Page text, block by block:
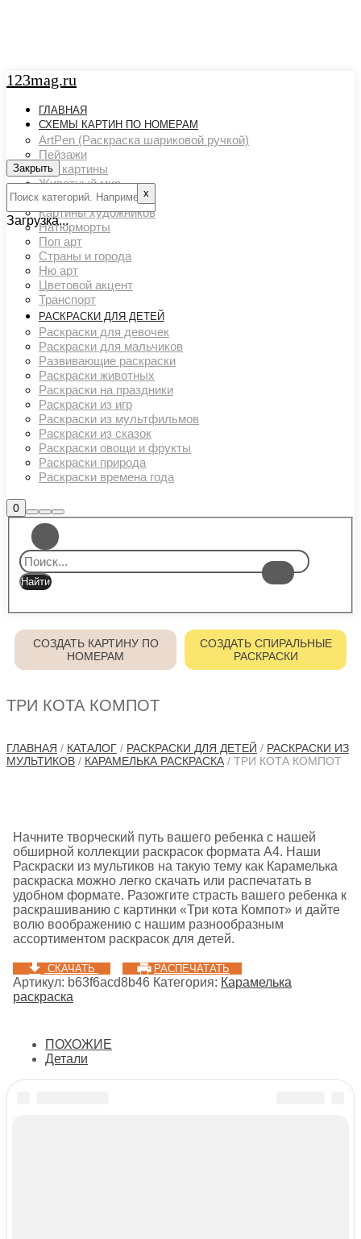
123mag.ru
ГЛАВНАЯ
СХЕМЫ КАРТИН ПО НОМЕРАМ
ArtPen (Раскраска шариковой ручкой)
Пейзажи
Арт картины
Животный мир
Люди
Картины художников
Натюрморты
Поп арт
Страны и города
Ню арт
Цветовой акцент
Транспорт
РАСКРАСКИ ДЛЯ ДЕТЕЙ
Раскраски для девочек
Раскраски для мальчиков
Развивающие раскраски
Раскраски животных
Раскраски на праздники
Раскраски из игр
Раскраски из мультфильмов
Раскраски из сказок
Раскраски овощи и фрукты
Раскраски природа
Раскраски времена года
0Боковая
панель
магазина
Найти
Больше
информации
Главное
меню
СОЗДАТЬ КАРТИНУ ПО
НОМЕРАМ
СОЗДАТЬ СПИРАЛЬНЫЕ
РАСКРАСКИ
ТРИ КОТА КОМПОТ
ГЛАВНАЯ / КАТАЛОГ / РАСКРАСКИ ДЛЯ ДЕТЕЙ / РАСКРАСКИ ИЗ
МУЛЬТИКОВ / КАРАМЕЛЬКА РАСКРАСКА/ ТРИ КОТА КОМПОТ
Начните творческий путь вашего ребенка с нашей
обширной коллекции раскрасок формата A4. Наши
Раскраски из мультиков на такую тему как Карамелька
раскраска можно легко скачать или распечатать в
удобном формате. Разожгите страсть вашего ребенка к
раскрашиванию с картинки «Три кота Компот» и дайте
волю воображению с нашим разнообразным
ассортиментом раскрасок для детей.
СКАЧАТЬ РАСПЕЧАТАТЬ
Артикул: b63f6acd8b46 Категория: Карамелька
раскраска
ПОХОЖИЕ
Детали
Закрыть
х
Загрузка...